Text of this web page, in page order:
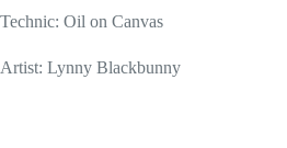
Technic: Oil on Canvas
Artist: Lynny Blackbunny